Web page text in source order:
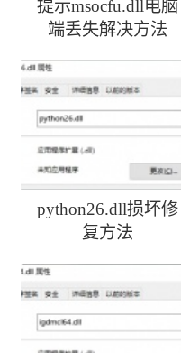
提示msocfu.dll电脑
端丢失解决方法
python26.dll损坏修
复方法